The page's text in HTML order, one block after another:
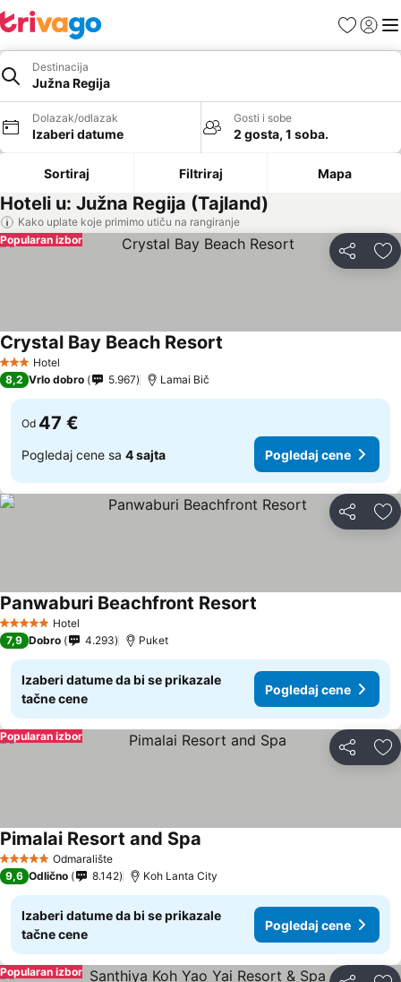
FavoritiPrijavi
Destinacija
Južna Regija
Dolazak/odlazak
Izaberi datume
Gosti i sobe
2 gosta, 1 soba.
Sortiraj Filtriraj Mapa
Hoteli u: Južna Regija (Tajland)
Kako uplate koje primimo utiču na rangiranje
Deli
Popularan izbor
3 Zvezdice
Hotel
Crystal Bay Beach Resort
8,2 Vrlo dobro 5.967 Lamai Bič
Od 47 €
Pogledaj cene sa 4 sajta Pogledaj cene
Deli
5 ZvezdiceHotel
Panwaburi Beachfront Resort
7,9 Dobro 4.293 Puket
Izaberi datume da bi se prikazale
tačne cene
Pogledaj cene
Deli
Popularan izbor
5 ZvezdiceOdmaralište
Pimalai Resort and Spa
9,6 Odlično 8.142 Koh Lanta City
Izaberi datume da bi se prikazale
tačne cene
Pogledaj cene
Popularan izbor